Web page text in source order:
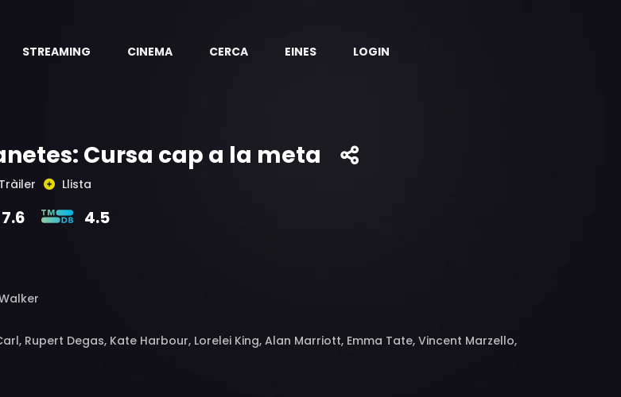
STREAMING CINEMA CERCA EINES LOGIN
Cursa cap a la meta
Tràiler Llista
7.6 4.5
Rupert Degas, Kate Harbour, Lorelei King, Alan Marriott, Emma Tate, Vincent Marzello,